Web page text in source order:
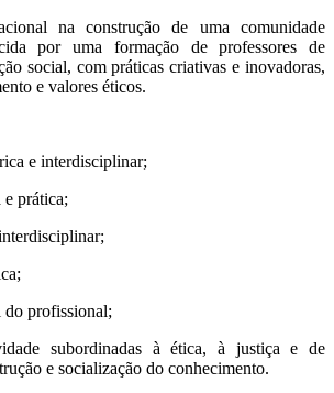
na construção de uma comunidade
por uma formação de professores de
social, com práticas criativas e inovadoras,
e valores éticos.
e interdisciplinar;
prática;
do profissional;
subordinadas à ética, à justiça e de
e socialização do conhecimento.